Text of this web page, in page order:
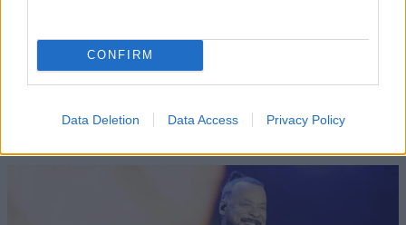
CONFIRM
Data Deletion Data Access Privacy Policy
ΠΡΟΣΘΗΚΗ